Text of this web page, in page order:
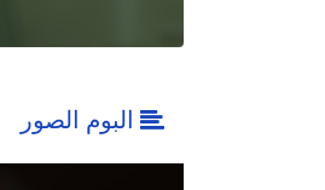
البوم الصور